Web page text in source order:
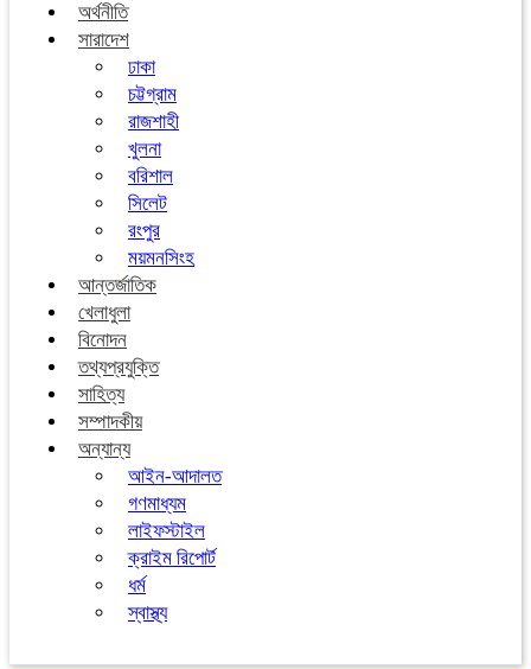
অর্থনীতি
সারাদেশ
ঢাকা
চট্টগ্রাম
রাজশাহী
খুলনা
বরিশাল
সিলেট
রংপুর
ময়মনসিংহ
আন্তর্জাতিক
খেলাধুলা
বিনোদন
তথ্যপ্রযুক্তি
সাহিত্য
সম্পাদকীয়
অন্যান্য
আইন-আদালত
গণমাধ্যম
লাইফস্টাইল
ক্রাইম রিপোর্ট
ধর্ম
স্বাস্থ্য